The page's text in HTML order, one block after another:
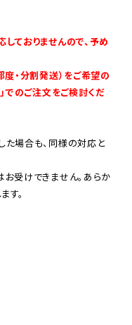
ておりませんので、予め
・分割発送）をご希望の
でのご注文をご検討くだ
場合も、同様の対応と
受けできません。あらか
す。